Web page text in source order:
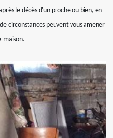
le décès d'un proche ou bien, en
circonstances peuvent vous amener
maison.